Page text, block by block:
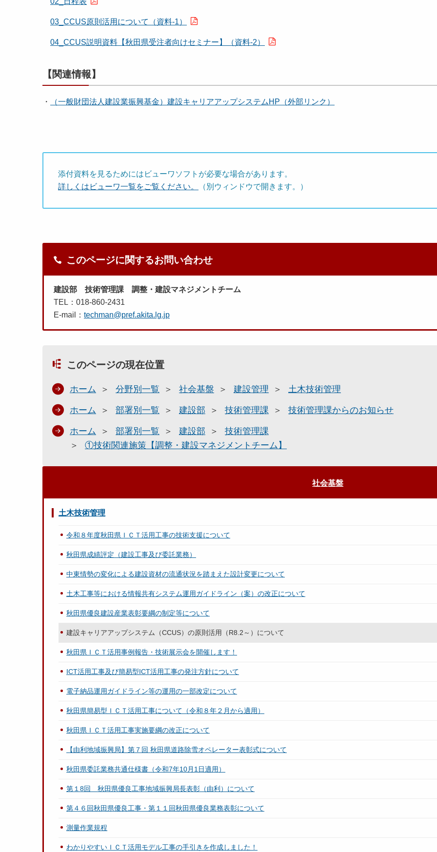
03_CCUS原則活用について（資料-1）
04_CCUS説明資料【秋田県受注者向けセミナー】（資料-2）
【関連情報】
・ （一般財団法人建設業振興基金）建設キャリアアップシステムHP（外部リンク）
添付資料を見るためにはビューワソフトが必要な場合があります。
詳しくはビューワ一覧をご覧ください。
（別ウィンドウで開きます。）
このページに関するお問い合わせ
建設部 技術管理課 調整・建設マネジメントチーム
TEL：018-860-2431
E-mail： techman@pref.akita.lg.jp
このページの現在位置
ホーム 分野別一覧 社会基盤 建設管理 土木技術管理
ホーム 部署別一覧 建設部 技術管理課 技術管理課からのお知らせ
ホーム 部署別一覧 建設部
技術管理課
①技術関連施策【調整・建設マネジメントチーム】
社会基盤
土木技術管理
令和８年度秋田県ＩＣＴ活用工事の技術支援について
秋田県成績評定（建設工事及び委託業務）
中東情勢の変化による建設資材の流通状況を踏まえた設計変更について
土木工事等における情報共有システム運用ガイドライン（案）の改正について
秋田県優良建設産業表彰要綱の制定等について
建設キャリアアップシステム（CCUS）の原則活用（R8.2～）について
秋田県ＩＣＴ活用事例報告・技術展示会を開催します！
ICT活用工事及び簡易型ICT活用工事の発注方針について
電子納品運用ガイドライン等の運用の一部改定について
秋田県簡易型ＩＣＴ活用工事について（令和８年２月から適用）
秋田県ＩＣＴ活用工事実施要綱の改正について
【由利地域振興局】第７回 秋田県道路除雪オペレーター表彰式について
秋田県委託業務共通仕様書（令和7年10月1日適用）
第１8回 秋田県優良工事地域振興局長表彰（由利）について
第４６回秋田県優良工事・第１１回秋田県優良業務表彰について
測量作業規程
わかりやすいＩＣＴ活用モデル工事の手引きを作成しました！